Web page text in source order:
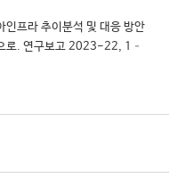
프라 추이분석 및 대응 방안
로. 연구보고 2023-22, 1–